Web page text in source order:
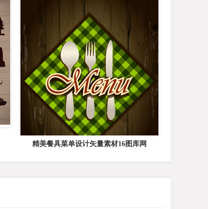
精美餐具菜单设计矢量素材16图库网